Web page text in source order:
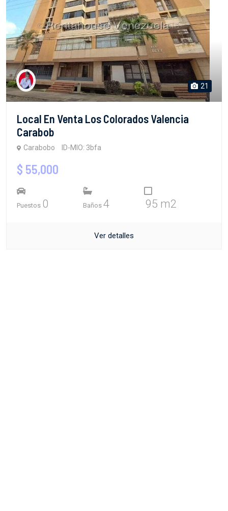
21
Local En Venta Los Colorados Valencia
Carabob
Carabobo ID-MIO: 3bfa
$ 55,000
Puestos 0 Baños 4 95 m2
Ver detalles